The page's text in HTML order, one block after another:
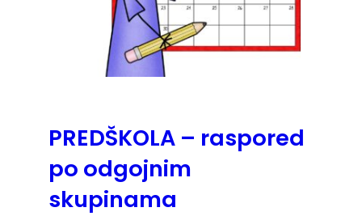
PREDŠKOLA – raspored
po odgojnim
skupinama